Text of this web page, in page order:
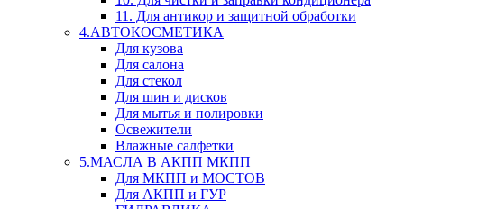
11. Для антикор и защитной обработки
4.АВТОКОСМЕТИКА
Для кузова
Для салона
Для стекол
Для шин и дисков
Для мытья и полировки
Освежители
Влажные салфетки
5.МАСЛА В АКПП МКПП
Для МКПП и МОСТОВ
Для АКПП и ГУР